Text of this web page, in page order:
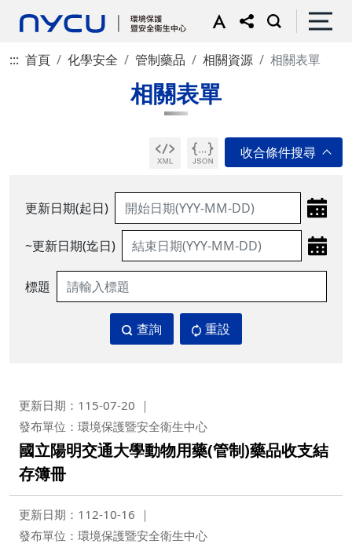
::: 首頁 化學安全 管制藥品 相關資源 相關表單
相關表單
更新日期(起日)
~更新日期(迄日)
標題
查詢 重設
更新日期：115-07-20
發布單位：環境保護暨安全衛生中心
國立陽明交通大學動物用藥(管制)藥品收支結
存簿冊
更新日期：112-10-16
發布單位：環境保護暨安全衛生中心